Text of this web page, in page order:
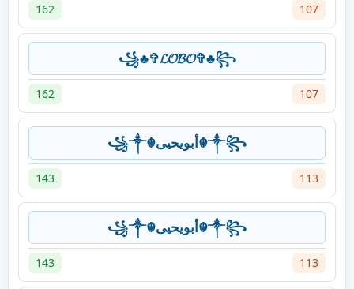
162 107
꧁♣✞𝓛𝓞𝓑𝓞✞♣꧂
162 107
꧁༒☬أبويحيى☬༒꧂
143 113
꧁༒☬أبويحيى☬༒꧂
143 113